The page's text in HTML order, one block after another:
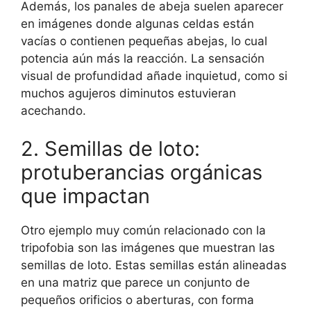
Además, los panales de abeja suelen aparecer
en imágenes donde algunas celdas están
vacías o contienen pequeñas abejas, lo cual
potencia aún más la reacción. La sensación
visual de profundidad añade inquietud, como si
muchos agujeros diminutos estuvieran
acechando.
2. Semillas de loto:
protuberancias orgánicas
que impactan
Otro ejemplo muy común relacionado con la
tripofobia son las imágenes que muestran las
semillas de loto. Estas semillas están alineadas
en una matriz que parece un conjunto de
pequeños orificios o aberturas, con forma